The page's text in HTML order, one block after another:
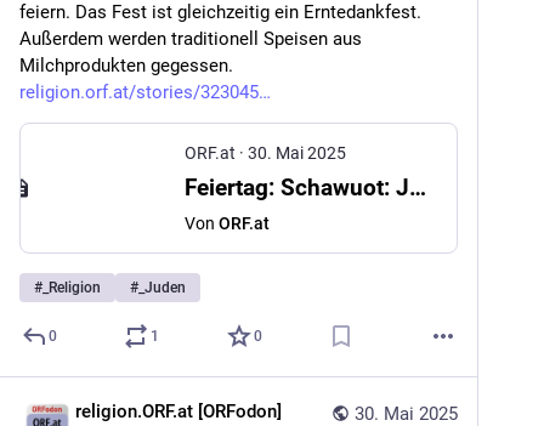
feiern. Das Fest ist gleichzeitig ein Erntedankfest.
Außerdem werden traditionell Speisen aus
Milchprodukten gegessen.
religion.orf.at/stories/323045
ORF.at · 30. Mai 2025
Feiertag: Schawuot: Juden feiern Übergabe der Torah
Von ORF.at
# _Religion # _Juden
0 1 0
30. Mai 2025
religion.ORF.at [ORFodon]